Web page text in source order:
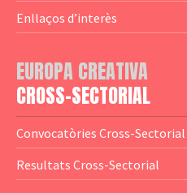
— Agència Executiva
— Logotips
— Estrenes a Catalunya
— Notícies
— Publicacions
— Guies MEDIA
— Altres Guies
Enllaços d’interès
EUROPA CREATIVA
CROSS-SECTORIAL
Convocatòries Cross-Sectorial
Resultats Cross-Sectorial